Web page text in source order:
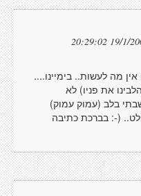
19/1/2006
מה לעשות.. בימיינו....
את פניו) לא
בלב (עמוק עמוק)
(-: בברכת כתיבה